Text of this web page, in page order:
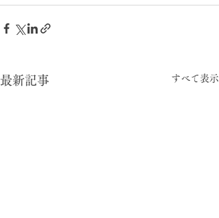
最新記事 すべて表示